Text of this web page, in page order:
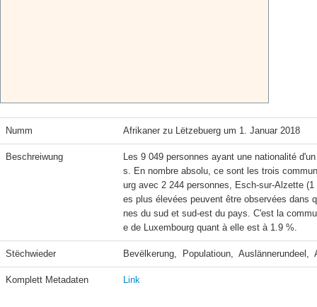
Numm Afrikaner zu Lëtzebuerg um 1. Januar 2018
Beschreiwung
Les 9 049 personnes ayant une nationalité
s. En nombre absolu, ce sont les trois
urg avec 2 244 personnes, Esch-sur-Alzette
es plus élevées peuvent être observées dans
nes du sud et sud-est du pays. C'est la
e de Luxembourg quant à elle est à 1.9 %.
Stëchwieder Bevëlkerung,  Populatioun,  Auslännerundeel,
Komplett Metadaten Link